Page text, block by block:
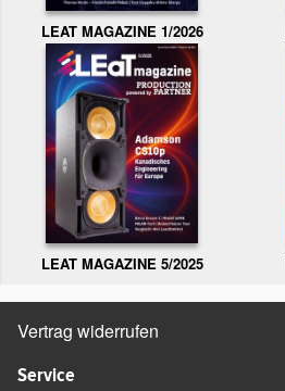
LEAT MAGAZINE 1/2026
LEAT MAGAZINE 5/2025
Vertrag widerrufen
Service